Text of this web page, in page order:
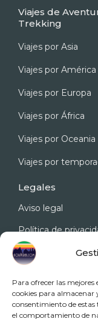
Para ofrecer las
cookies para almacenar
consentimiento de
el comportamiento de
t
o
k
a
g
a
m
b
k
Viajes de
Trekking
Viajes por Asia
Viajes por América
Viajes por Europa
Viajes por África
Viajes por Oceania
Viajes por
Legales
Aviso legal
Política de
Política de cookies
Condicionado
contratación